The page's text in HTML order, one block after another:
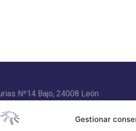
Gestionar
Nº14 Bajo, 24008 León